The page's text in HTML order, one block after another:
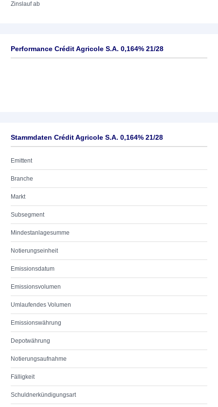
Zinslauf ab
Performance Crédit Agricole S.A. 0,164% 21/28
Stammdaten Crédit Agricole S.A. 0,164% 21/28
Emittent
Branche
Markt
Subsegment
Mindestanlagesumme
Notierungseinheit
Emissionsdatum
Emissionsvolumen
Umlaufendes Volumen
Emissionswährung
Depotwährung
Notierungsaufnahme
Fälligkeit
Schuldnerkündigungsart